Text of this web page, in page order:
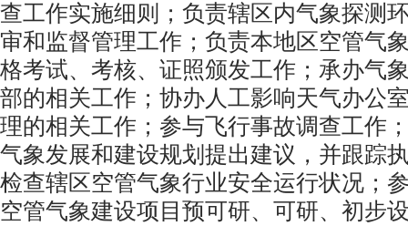
查工作实施细则；负责辖区内气象探测
审和监督管理工作；负责本地区空管气
格考试、考核、证照颁发工作；承办气
部的相关工作；协办人工影响天气办公
理的相关工作；参与飞行事故调查工作
气象发展和建设规划提出建议，并跟踪
检查辖区空管气象行业安全运行状况；
空管气象建设项目预可研、可研、初步